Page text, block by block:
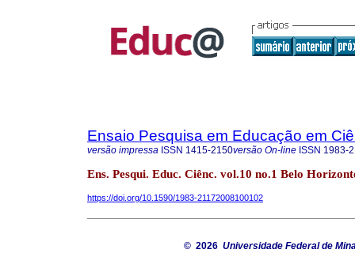
Ensaio Pesquisa em Educação em
versão impressa ISSN 1415-2150versão On-line ISSN 1983-
Ens. Pesqui. Educ. Ciênc. vol.10 no.1 Belo
https://doi.org/10.1590/1983-21172008100102
© 2026 Universidade Federal de